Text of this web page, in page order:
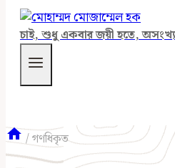
চাই, শুধু একবার জয়ী হতে,
/গণধিকৃত